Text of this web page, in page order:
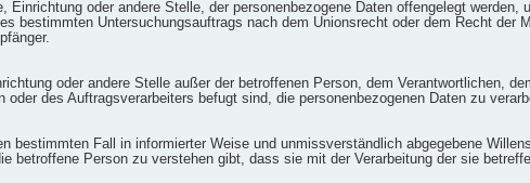
oder andere Stelle, der personenbezogene Daten offengelegt werden,
bestimmten Untersuchungsauftrags nach dem Unionsrecht oder dem Recht der
oder andere Stelle außer der betroffenen Person, dem Verantwortlichen,
des Auftragsverarbeiters befugt sind, die personenbezogenen Daten zu
bestimmten Fall in informierter Weise und unmissverständlich abgegebene
betroffene Person zu verstehen gibt, dass sie mit der Verarbeitung der sie